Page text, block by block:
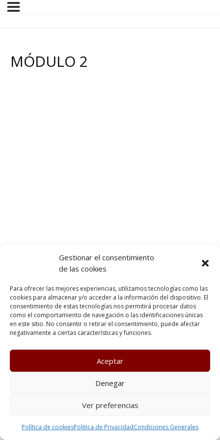
Gestionar el consentimiento
de las cookies
Para ofrecer las mejores experiencias, utilizamos tecnologías como las
cookies para almacenar y/o acceder a la información del dispositivo. El
consentimiento de estas tecnologías nos permitirá procesar datos
como el comportamiento de navegación o las identificaciones únicas
en este sitio. No consentir o retirar el consentimiento, puede afectar
negativamente a ciertas características y funciones.
Aceptar
Denegar
Ver preferencias
Política de cookiesPolitica de PrivacidadCondiciones Generales
MÓDULO 2